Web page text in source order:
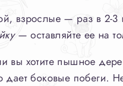
взрослые — раз в 2-3
— оставляйте ее на
хотите пышное
боковые побеги.